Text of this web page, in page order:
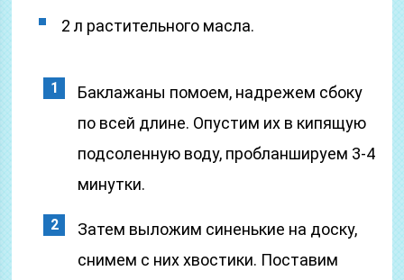
2 л растительного масла.
Баклажаны помоем, надрежем сбоку
по всей длине. Опустим их в кипящую
подсоленную воду, пробланшируем 3-4
минутки.
Затем выложим синенькие на доску,
снимем с них хвостики. Поставим